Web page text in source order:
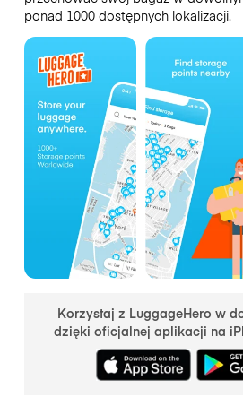
ponad 1000 dostępnych lokalizacji.
Korzystaj z LuggageHero w
dzięki oficjalnej aplikacji na